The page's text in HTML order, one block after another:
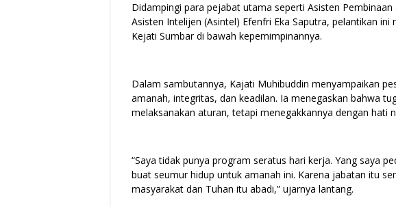
Didampingi para pejabat utama seperti Asisten Pembinaan
Asisten Intelijen (Asintel) Efenfri Eka Saputra, pelantikan
Kejati Sumbar di bawah kepemimpinannya.
Dalam sambutannya, Kajati Muhibuddin menyampaikan
amanah, integritas, dan keadilan. Ia menegaskan bahwa
melaksanakan aturan, tetapi menegakkannya dengan hati
“Saya tidak punya program seratus hari kerja. Yang saya
buat seumur hidup untuk amanah ini. Karena jabatan itu
masyarakat dan Tuhan itu abadi,” ujarnya lantang.